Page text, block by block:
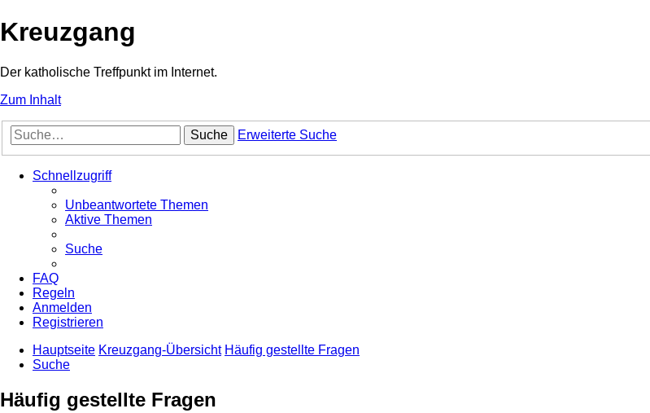
Kreuzgang
Der katholische Treffpunkt im Internet.
Zum Inhalt
Suche Erweiterte Suche
Schnellzugriff
Unbeantwortete Themen
Aktive Themen
Suche
FAQ
Regeln
Anmelden
Registrieren
Hauptseite Kreuzgang-Übersicht Häufig gestellte Fragen
Suche
Häufig gestellte Fragen